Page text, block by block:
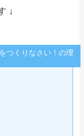
↓
つくりなさい！の理